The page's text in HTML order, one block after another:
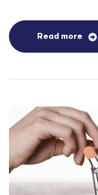
Read more